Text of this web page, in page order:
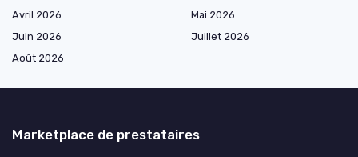
Avril 2026
Mai 2026
Juin 2026
Juillet 2026
Août 2026
Marketplace de prestataires